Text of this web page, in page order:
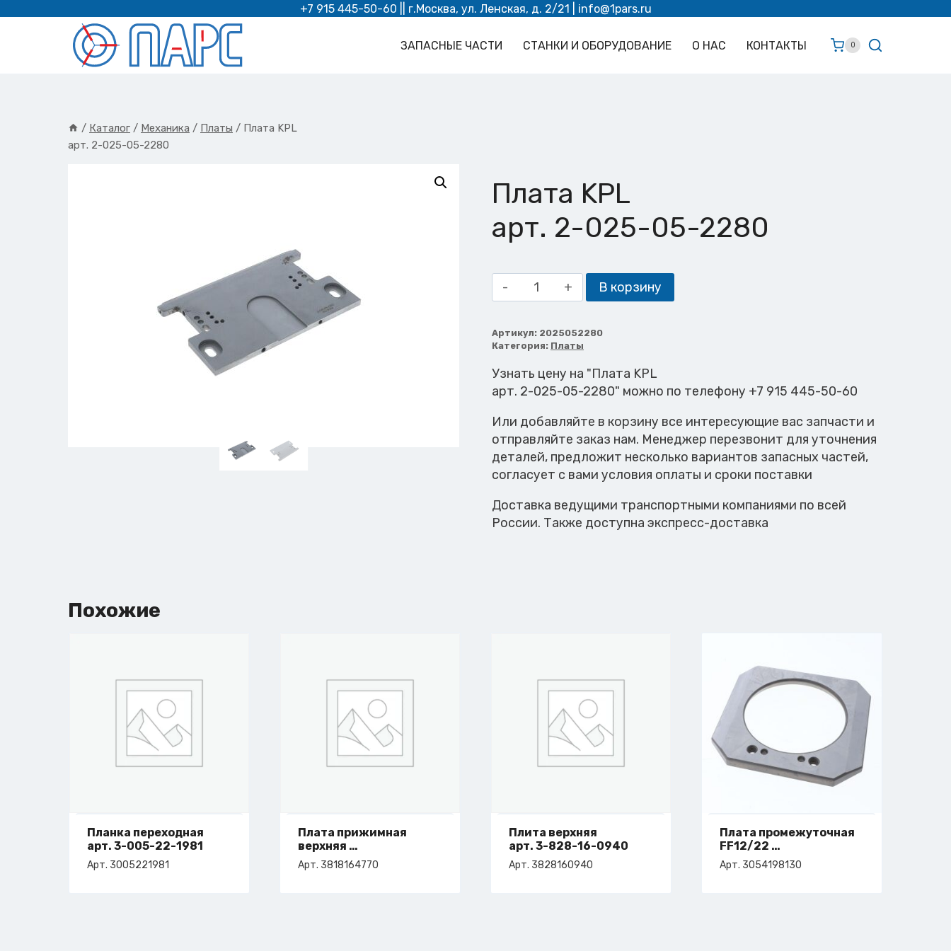
содержимому
+7 915 445-50-60 || г.Москва, ул. Ленская, д. 2/21 | info@1pars.ru
ЗАПАСНЫЕ ЧАСТИ СТАНКИ И ОБОРУДОВАНИЕ О НАС КОНТАКТЫ 0
/ Каталог / Механика / Платы / Плата KPL
арт. 2-025-05-2280
Плата KPL
арт. 2-025-05-2280
Количество
товара
KPL
В корзину
Артикул: 2025052280
Категория: Платы
Узнать цену на "Плата KPL
арт. 2-025-05-2280" можно по телефону +7 915 445-50-60
Или добавляйте в корзину все интересующие вас запчасти и
отправляйте заказ нам. Менеджер перезвонит для уточнения
деталей, предложит несколько вариантов запасных частей,
согласует с вами условия оплаты и сроки поставки
Доставка ведущими транспортными компаниями по всей
России. Также доступна экспресс-доставка
Похожие
Планка переходная
арт. 3-005-22-1981
Арт. 3005221981
Плата прижимная
верхняя
арт. 3-818-16-4770
Арт. 3818164770
Плита верхняя
арт. 3-828-16-0940
Арт. 3828160940
Плата промежуточная
FF12/22
арт. 3-054-19-8130
Арт. 3054198130